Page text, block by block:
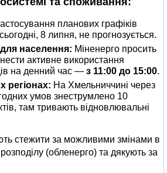
планових графіків
8 липня, не прогнозується.
населення: Міненерго просить
активне використання
на денний час — з 11:00 до 15:00.
регіонах: На Хмельниччині через
умов знеструмлено 10
там тривають відновлювальні
стежити за можливими змінами в
(обленерго) та дякують за